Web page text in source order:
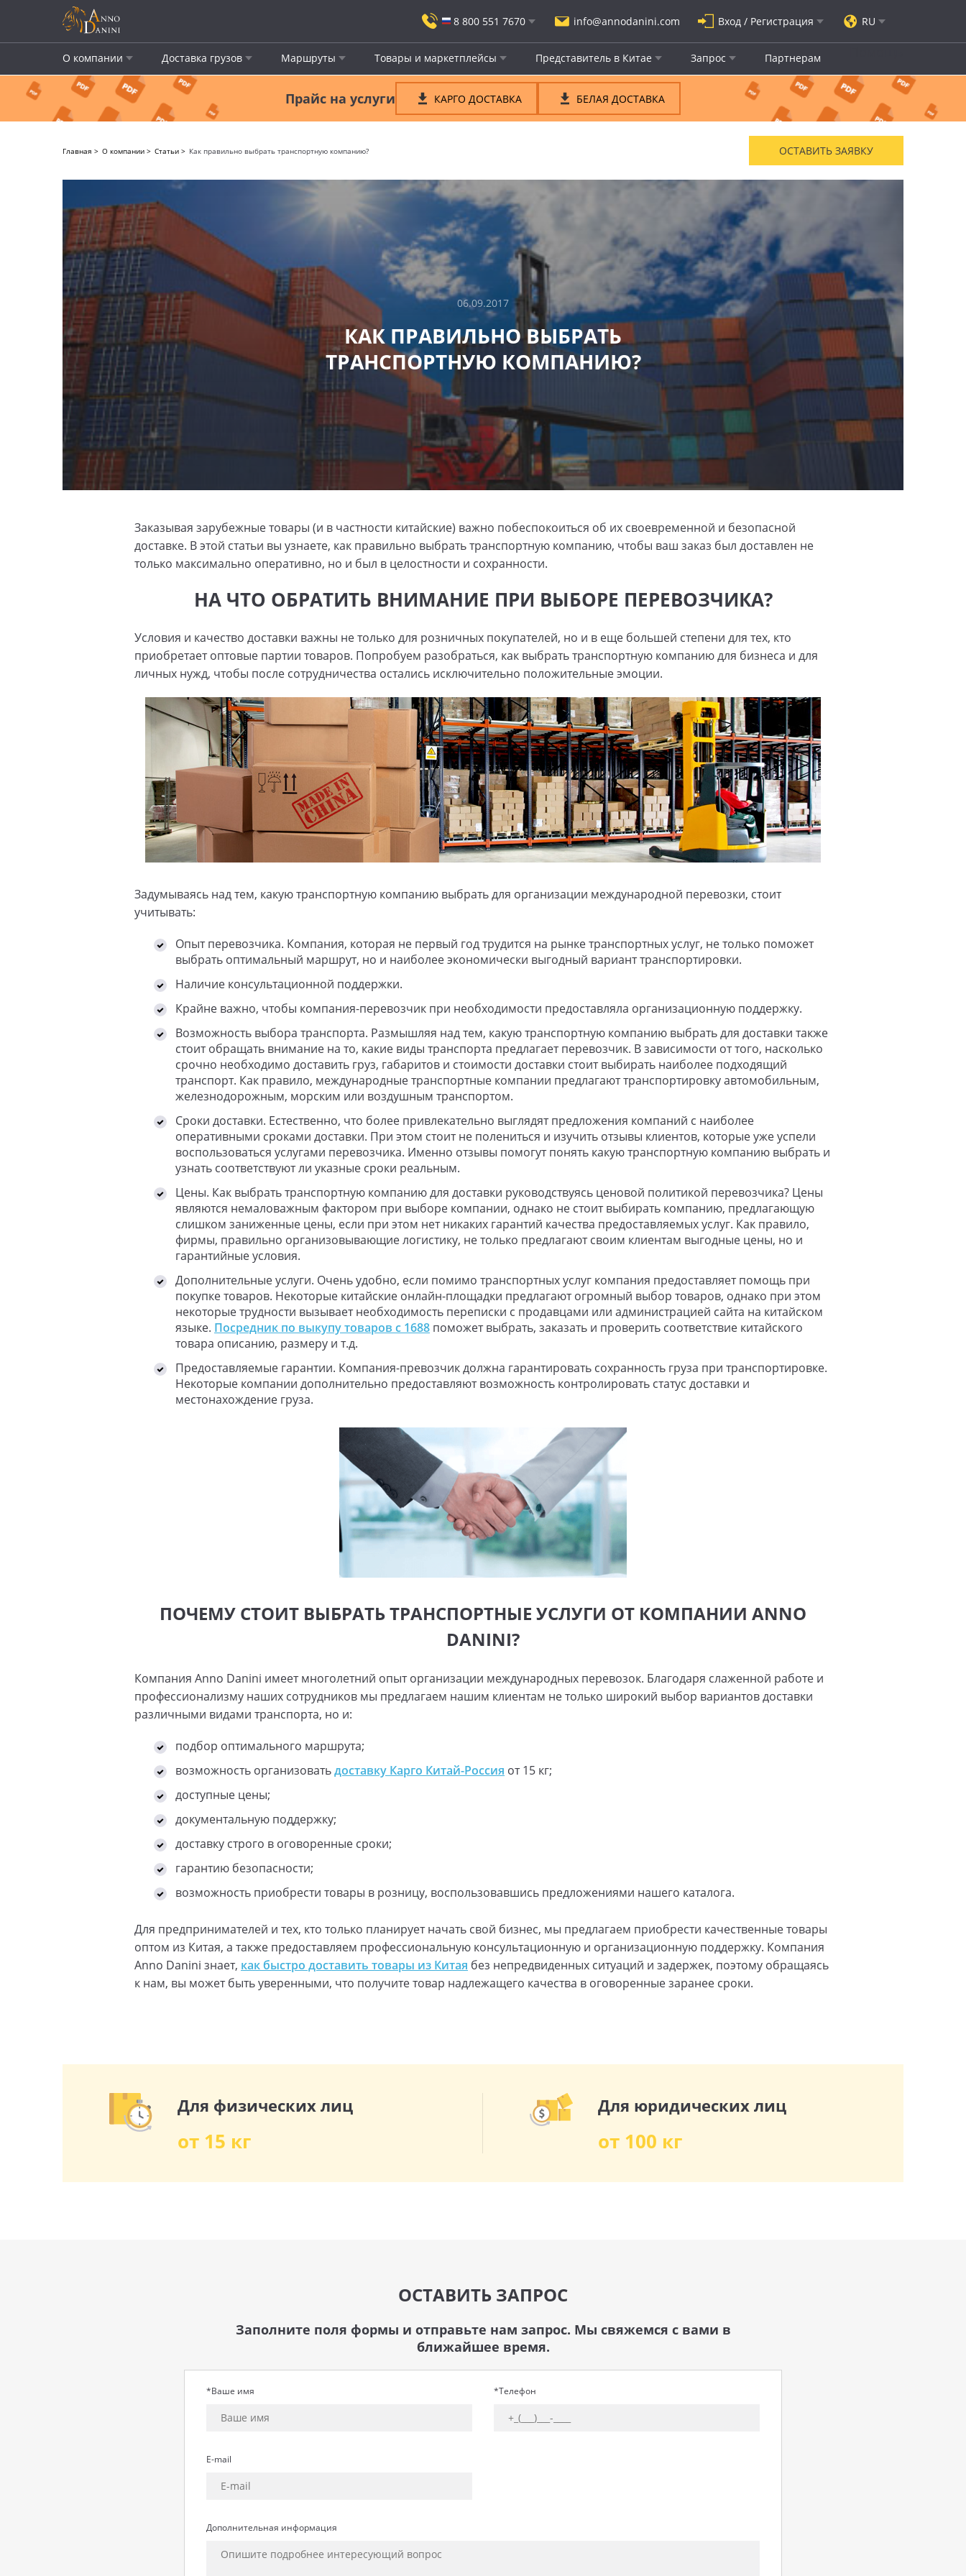
8 800 551 7670 info@annodanini.com Вход / Регистрация RU
О компании Доставка грузов Маршруты Товары и маркетплейсы Представитель в Китае Запрос Партнерам
Прайс на услуги КАРГО ДОСТАВКА БЕЛАЯ ДОСТАВКА
Главная О компании Статьи Как правильно выбрать транспортную компанию? ОСТАВИТЬ ЗАЯВКУ
06.09.2017
КАК ПРАВИЛЬНО ВЫБРАТЬ
ТРАНСПОРТНУЮ КОМПАНИЮ?
Заказывая зарубежные товары (и в частности китайские) важно побеспокоиться об их своевременной и безопасной
доставке. В этой статьи вы узнаете, как правильно выбрать транспортную компанию, чтобы ваш заказ был доставлен не
только максимально оперативно, но и был в целостности и сохранности.
НА ЧТО ОБРАТИТЬ ВНИМАНИЕ ПРИ ВЫБОРЕ ПЕРЕВОЗЧИКА?
Условия и качество доставки важны не только для розничных покупателей, но и в еще большей степени для тех, кто
приобретает оптовые партии товаров. Попробуем разобраться, как выбрать транспортную компанию для бизнеса и для
личных нужд, чтобы после сотрудничества остались исключительно положительные эмоции.
Задумываясь над тем, какую транспортную компанию выбрать для организации международной перевозки, стоит
учитывать:
Опыт перевозчика. Компания, которая не первый год трудится на рынке транспортных услуг, не только поможет
выбрать оптимальный маршрут, но и наиболее экономически выгодный вариант транспортировки.
Наличие консультационной поддержки.
Крайне важно, чтобы компания-перевозчик при необходимости предоставляла организационную поддержку.
Возможность выбора транспорта. Размышляя над тем, какую транспортную компанию выбрать для доставки также
стоит обращать внимание на то, какие виды транспорта предлагает перевозчик. В зависимости от того, насколько
срочно необходимо доставить груз, габаритов и стоимости доставки стоит выбирать наиболее подходящий
транспорт. Как правило, международные транспортные компании предлагают транспортировку автомобильным,
железнодорожным, морским или воздушным транспортом.
Сроки доставки. Естественно, что более привлекательно выглядят предложения компаний с наиболее
оперативными сроками доставки. При этом стоит не полениться и изучить отзывы клиентов, которые уже успели
воспользоваться услугами перевозчика. Именно отзывы помогут понять какую транспортную компанию выбрать и
узнать соответствуют ли указные сроки реальным.
Цены. Как выбрать транспортную компанию для доставки руководствуясь ценовой политикой перевозчика? Цены
являются немаловажным фактором при выборе компании, однако не стоит выбирать компанию, предлагающую
слишком заниженные цены, если при этом нет никаких гарантий качества предоставляемых услуг. Как правило,
фирмы, правильно организовывающие логистику, не только предлагают своим клиентам выгодные цены, но и
гарантийные условия.
Дополнительные услуги. Очень удобно, если помимо транспортных услуг компания предоставляет помощь при
покупке товаров. Некоторые китайские онлайн-площадки предлагают огромный выбор товаров, однако при этом
некоторые трудности вызывает необходимость переписки с продавцами или администрацией сайта на китайском
языке. Посредник по выкупу товаров с 1688 поможет выбрать, заказать и проверить соответствие китайского
товара описанию, размеру и т.д.
Предоставляемые гарантии. Компания-превозчик должна гарантировать сохранность груза при транспортировке.
Некоторые компании дополнительно предоставляют возможность контролировать статус доставки и
местонахождение груза.
ПОЧЕМУ СТОИТ ВЫБРАТЬ ТРАНСПОРТНЫЕ УСЛУГИ ОТ КОМПАНИИ ANNO
DANINI?
Компания Anno Danini имеет многолетний опыт организации международных перевозок. Благодаря слаженной работе и
профессионализму наших сотрудников мы предлагаем нашим клиентам не только широкий выбор вариантов доставки
различными видами транспорта, но и:
подбор оптимального маршрута;
возможность организоватьдоставку Карго Китай-Россия от 15 кг;
доступные цены;
документальную поддержку;
доставку строго в оговоренные сроки;
гарантию безопасности;
возможность приобрести товары в розницу, воспользовавшись предложениями нашего каталога.
Для предпринимателей и тех, кто только планирует начать свой бизнес, мы предлагаем приобрести качественные товары
оптом из Китая, а также предоставляем профессиональную консультационную и организационную поддержку. Компания
Anno Danini знает, как быстро доставить товары из Китая без непредвиденных ситуаций и задержек, поэтому обращаясь
к нам, вы может быть уверенными, что получите товар надлежащего качества в оговоренные заранее сроки.
Для физических лиц
от 15 кг
Для юридических лиц
от 100 кг
ОСТАВИТЬ ЗАПРОС
Заполните поля формы и отправьте нам запрос. Мы свяжемся с вами в
ближайшее время.
*Ваше имя
E-mail
*Телефон
Дополнительная информация